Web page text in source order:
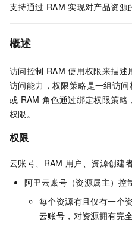
支持通过 RAM 实现对产品资源
概述
访问控制 RAM 使用权限来描述
访问能力，权限策略是一组访
或 RAM 角色通过绑定权限策略
权限。
权限
云账号、 RAM 用户、资源创建
阿里云账号（资源属主）控
每个资源有且仅有一个
云账号，对资源拥有完